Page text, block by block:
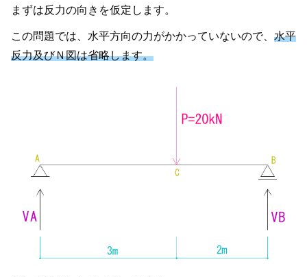
まずは反力の向きを仮定します。
この問題では、水平方向の力がかかっていないので、 水平
反力及びＮ図は省略します。